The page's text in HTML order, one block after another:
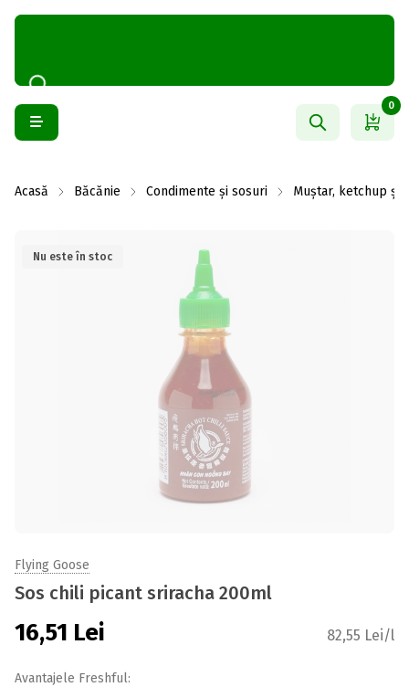
0
Acasă Băcănie Condimente și sosuri Muștar, ketchup și
Nu este în stoc
Flying Goose
Sos chili picant sriracha 200ml
16,51 Lei 82,55 Lei/l
Avantajele Freshful: